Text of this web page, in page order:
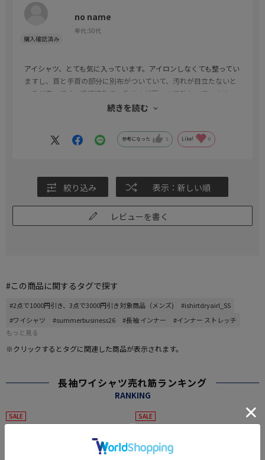
no name
年代:50代
アイシャツ、とても気に入っています。アイロンしなくても整ってい
ますし、首と手首の部分に別布がついていて、汚れが目立たないと
ころが良いです。吸汗速乾で、乾くのが早いので助かっています。
白色は汚れが目立つし、グレーは落ち着き過ぎな感じがするので、
続きを読む
参考になった 1 Like! 0
絞り込み 表示：新しい順
レビューを書く
#この商品に関するタグで探す
#2点で1000円引き、3点で3000円引き対象商品（メンズ)
#ishirtdryairl_SS
#ワイシャツ
#summerbusiness26 #長袖 インナー
#インナー ストレッチ
もっと見る
※クリックするとタグに関連した商品が表示されます。
長袖ワイシャツ売れ筋ランキング
RANKING
SALE SALE